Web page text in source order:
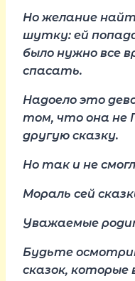
Но желание
шутку: ей
было нужно все
спасать.
Надоело это
том, что она не
другую сказку.
Но так и не
Мораль сей
Уважаемые
Будьте
сказок,